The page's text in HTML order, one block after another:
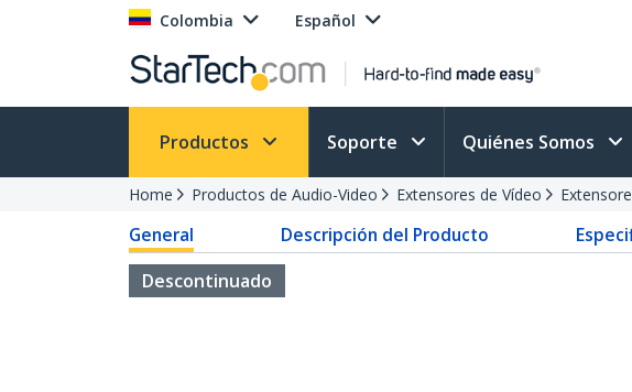
Colombia Español
Productos Soporte Quiénes Somos
Home Productos de Audio-Video Extensores de Vídeo
General Descripción del Producto
Descontinuado